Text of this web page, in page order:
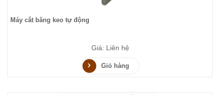
Máy cắt băng keo tự động
Giá: Liên hệ
Giỏ hàng